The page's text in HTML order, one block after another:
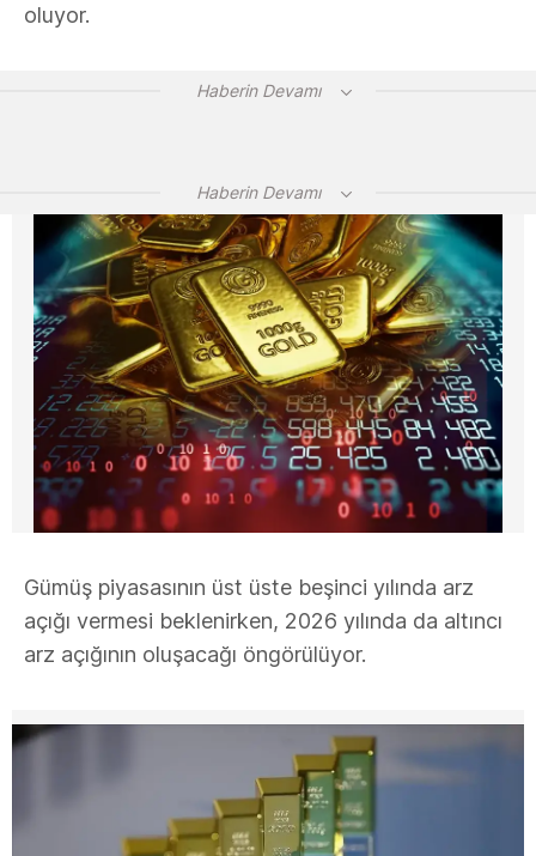
oluyor.
Haberin Devamı
Haberin Devamı
Gümüş piyasasının üst üste beşinci yılında arz
açığı vermesi beklenirken, 2026 yılında da altıncı
arz açığının oluşacağı öngörülüyor.